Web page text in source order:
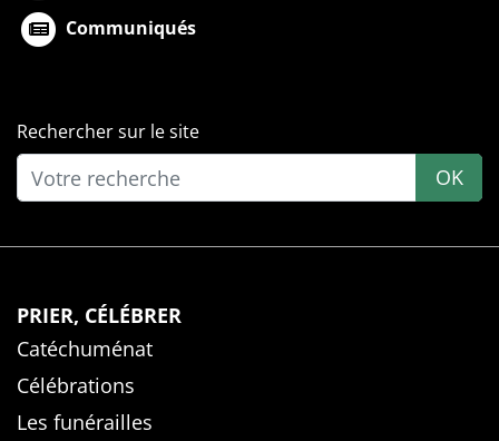
Communiqués
Rechercher sur le site
OK
PRIER, CÉLÉBRER
Catéchuménat
Célébrations
Les funérailles